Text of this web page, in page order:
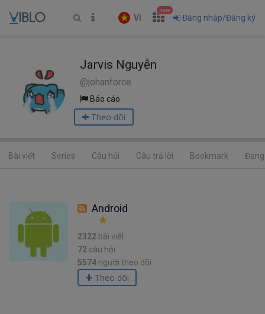
VI
new
Đăng nhập/Đăng ký
Jarvis Nguyễn
@johanforce
Báo cáo
Theo dõi
Bài viết Series Câu hỏi Câu trả lời Bookmark
Android
2322 bài viết
72 câu hỏi
5574 người theo dõi
Theo dõi